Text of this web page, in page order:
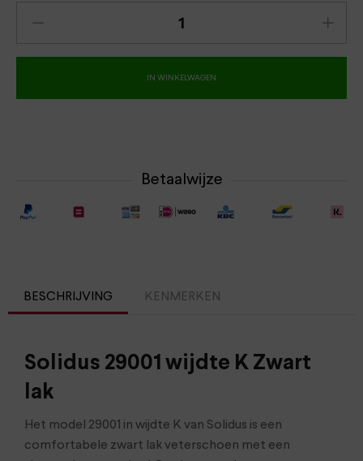
IN WINKELWAGEN
Betaalwijze
BESCHRIJVING KENMERKEN
Solidus 29001 wijdte K Zwart
lak
Het model 29001 in wijdte K van Solidus is een
comfortabele zwart lak veterschoen met een